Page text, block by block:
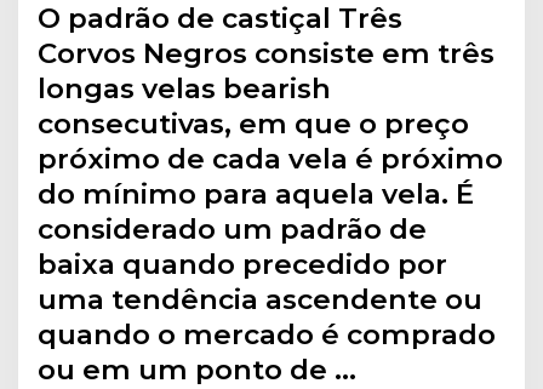
O padrão de castiçal Três
Corvos Negros consiste em três
longas velas bearish
consecutivas, em que o preço
próximo de cada vela é próximo
do mínimo para aquela vela. É
considerado um padrão de
baixa quando precedido por
uma tendência ascendente ou
quando o mercado é comprado
ou em um ponto de …